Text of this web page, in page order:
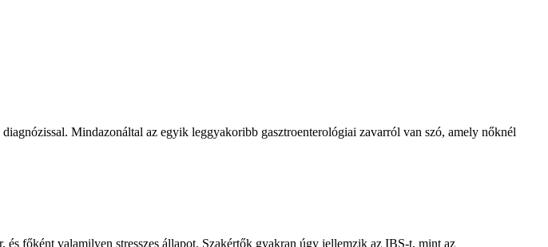
Mindazonáltal az egyik leggyakoribb gasztroenterológiai zavarról van szó, amely nőknél
főként valamilyen stresszes állapot. Szakértők gyakran úgy jellemzik az IBS-t, mint az